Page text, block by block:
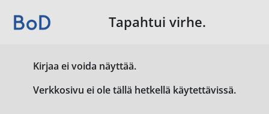
Tapahtui virhe.
Kirjaa ei voida näyttää.
Verkkosivu ei ole tällä hetkellä käytettävissä.